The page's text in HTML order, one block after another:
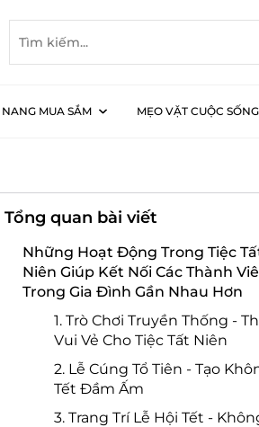
MUA SẮM MẸO VẶT CUỘC SỐNG
Tất Niên
Tổng quan bài viết
Những Hoạt Động Trong Tiệc
Niên Giúp Kết Nối Các Thành
Trong Gia Đình Gần Nhau Hơn
1. Trò Chơi Truyền Thống -
Vui Vẻ Cho Tiệc Tất Niên
2. Lễ Cúng Tổ Tiên - Tạo
Tết Đầm Ấm
3. Trang Trí Lễ Hội Tết -